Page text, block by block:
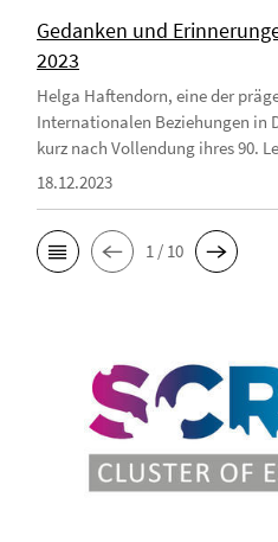
Gedanken und
2023
Helga Haftendorn, eine der
Internationalen Beziehungen in
kurz nach Vollendung ihres 90.
18.12.2023
1 / 10